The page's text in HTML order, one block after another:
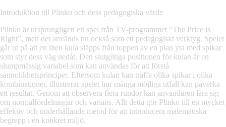
Introduktion till Plinko och dess pedagogiska värde
Plinko är ursprungligen ett spel från TV-programmet “The Price is
Right”, men det används nu också som ett pedagogiskt verktyg. Spelet
går ut på att en liten kula släpps från toppen av en plan yta med spikar
som styr dess väg nedåt. Den slutgiltiga positionen för kulan är en
slumpmässig variabel som kan användas för att förstå
sannolikhetsprinciper. Eftersom kulan kan träffa olika spikar i olika
kombinationer, illustrerar spelet hur många möjliga utfall kan påverka
ett resultat. Genom att observera flera rundor kan användaren lära sig
om normalfördelningar och varians. Allt detta gör Plinko till en mycket
effektiv och underhållande metod för att introducera matematiska
begrepp i en konkret miljö.